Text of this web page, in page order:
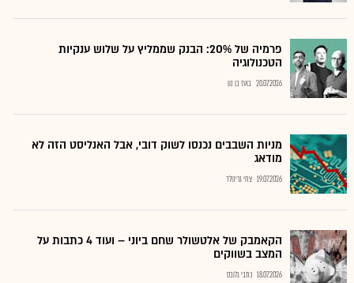
פרמיה של 20%: הבנק שממליץ על שלוש ענקיות
הטכנולוגיה
20.07.2026 בועז בן נון
מניות השבבים נכנסו לשוק דובי, אבל האנליסט הזה לא
מודאג
19.07.2026 צחי גרינולד
הקאמבק של אלטשולר שחם ביוני – ועוד 4 כתבות על
המצב בשווקים
18.07.2026 כתבי גלובס